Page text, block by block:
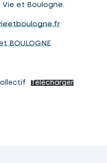
et Boulogne.
BOULOGNE
Télécharger